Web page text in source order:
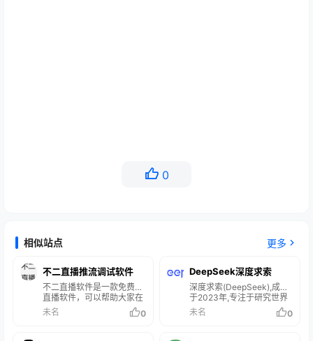
0
相似站点 更多
不二直播推流调试软件
不二直播软件是一款免费的
直播软件，可以帮助大家在
快手或者抖音上面进行推流
等 协助直播。
未名 0
DeepSeek‌深度求索
深度求索(DeepSeek),成立
于2023年,专注于研究世界
领先的通用人工智能底层模
型与技术,挑战人工智能前沿
未名 0